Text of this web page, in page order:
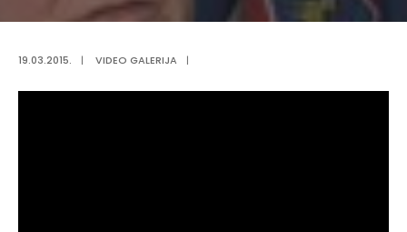
19.03.2015. | VIDEO GALERIJA |